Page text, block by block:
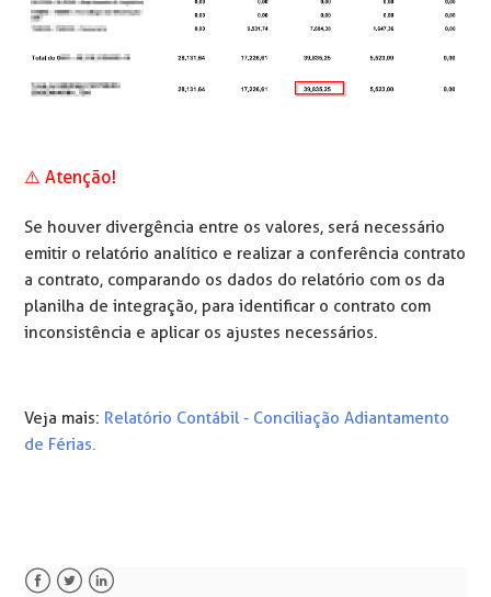
⚠️ Atenção!
Se houver divergência entre os valores, será necessário
emitir o relatório analítico e realizar a conferência contrato
a contrato, comparando os dados do relatório com os da
planilha de integração, para identificar o contrato com
inconsistência e aplicar os ajustes necessários.
Veja mais: Relatório Contábil - Conciliação Adiantamento
de Férias.